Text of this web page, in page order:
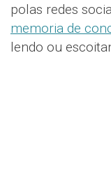
polas redes
memoria de
lendo ou